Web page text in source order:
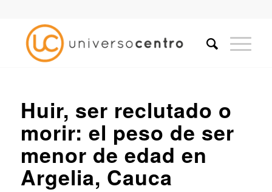
Huir, ser reclutado o
morir: el peso de ser
menor de edad en
Argelia, Cauca